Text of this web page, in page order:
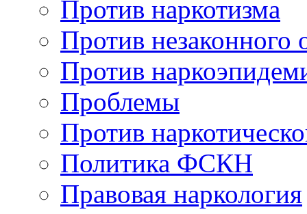
Против наркотизма
Против незаконного
Против
Проблемы
Против
Политика ФСКН
Правовая наркология